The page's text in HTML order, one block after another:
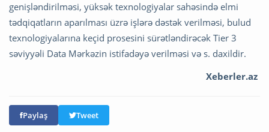
genişləndirilməsi, yüksək texnologiyalar sahəsində elmi
tədqiqatların aparılması üzrə işlərə dəstək verilməsi, bulud
texnologiyalarına keçid prosesini sürətləndirəcək Tier 3
səviyyəli Data Mərkəzin istifadəyə verilməsi və s. daxildir.
Xeberler.az
Paylaş Tweet